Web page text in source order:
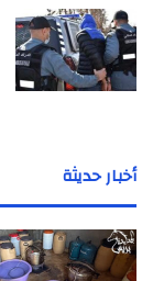
أخبار حديثة